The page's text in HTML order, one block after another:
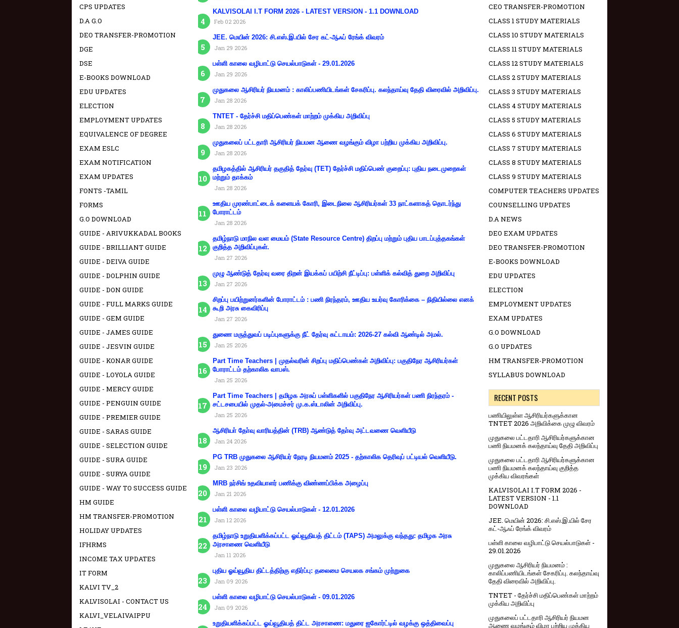
KALVISOLAI I.T FORM 2026 - LATEST VERSION - 1.1 DOWNLOAD
Feb 02 2026
JEE. மெயின் 2026: சி.எஸ்.இ.யில் சேர கட்-ஆஃப் ரேங்க் விவரம்
Jan 29 2026
பள்ளி காலை வழிபாட்டு செயல்பாடுகள் - 29.01.2026
Jan 29 2026
முதுகலை ஆசிரியர் நியமனம் : காலிப்பணியிடங்கள் சேகரிப்பு. கலந்தாய்வு தேதி விரைவில் அறிவிப்பு.
Jan 28 2026
TNTET - தேர்ச்சி மதிப்பெண்கள் மாற்றம் முக்கிய அறிவிப்பு
Jan 28 2026
முதுகலைப் பட்டதாரி ஆசிரியர் நியமன ஆணை வழங்கும் விழா பற்றிய முக்கிய அறிவிப்பு.
Jan 28 2026
தமிழகத்தில் ஆசிரியர் தகுதித் தேர்வு (TET) தேர்ச்சி மதிப்பெண் குறைப்பு: புதிய நடைமுறைகள்
மற்றும் தாக்கம்
Jan 28 2026
ஊதிய முரண்பாட்டைக் களையக் கோரி, இடைநிலை ஆசிரியர்கள் 33 நாட்களாகத் தொடர்ந்து
போராட்டம்
Jan 28 2026
தமிழ்நாடு மாநில வள மையம் (State Resource Centre) திறப்பு மற்றும் புதிய பாடப்புத்தகங்கள்
குறித்த அறிவிப்புகள்.
Jan 27 2026
முழு ஆண்டுத் தேர்வு வரை திறன் இயக்கப் பயிற்சி நீட்டிப்பு: பள்ளிக் கல்வித் துறை அறிவிப்பு
Jan 27 2026
சிறப்பு பயிற்றுனர்களின் போராட்டம் : பணி நிரந்தரம், ஊதிய உயர்வு கோரிக்கை – நிதியில்லை எனக்
கூறி அரசு கைவிரிப்பு
Jan 27 2026
துணை மருத்துவப் படிப்புகளுக்கு நீட் தேர்வு கட்டாயம்: 2026-27 கல்வி ஆண்டில் அமல்.
Jan 25 2026
Part Time Teachers | முதல்வரின் சிறப்பு மதிப்பெண்கள் அறிவிப்பு: பகுதிநேர ஆசிரியர்கள்
போராட்டம் தற்காலிக வாபஸ்.
Jan 25 2026
Part Time Teachers | தமிழக அரசுப் பள்ளிகளில் பகுதிநேர ஆசிரியர்கள் பணி நிரந்தரம் -
சட்டசபையில் முதல்-அமைச்சர் மு.க.ஸ்டாலின் அறிவிப்பு.
Jan 25 2026
ஆசிரியா் தோ்வு வாரியத்தின் (TRB) ஆண்டுத் தோ்வு அட்டவணை வெளியீடு
Jan 24 2026
PG TRB முதுகலை ஆசிரியர் நேரடி நியமனம் 2025 - தற்காலிக தெரிவுப் பட்டியல் வெளியீடு.
Jan 23 2026
MRB நர்சிங் உதவியாளர் பணிக்கு விண்ணப்பிக்க அழைப்பு
Jan 21 2026
பள்ளி காலை வழிபாட்டு செயல்பாடுகள் - 12.01.2026
Jan 12 2026
தமிழ்நாடு உறுதியளிக்கப்பட்ட ஓய்வூதியத் திட்டம் (TAPS) அமலுக்கு வந்தது: தமிழக அரசு
அரசாணை வெளியீடு
Jan 11 2026
புதிய ஓய்வூதிய திட்டத்திற்கு எதிர்ப்பு: தலைமை செயலக சங்கம் முற்றுகை
Jan 09 2026
பள்ளி காலை வழிபாட்டு செயல்பாடுகள் - 09.01.2026
Jan 09 2026
உறுதியளிக்கப்பட்ட ஓய்வூதியத் திட்ட அரசாணை: மதுரை ஐகோர்ட்டில் வழக்கு ஒத்திவைப்பு
CPS UPDATES
D.A G.O
DEO TRANSFER-PROMOTION
DGE
DSE
E-BOOKS DOWNLOAD
EDU UPDATES
ELECTION
EMPLOYMENT UPDATES
EQUIVALENCE OF DEGREE
EXAM ESLC
EXAM NOTIFICATION
EXAM UPDATES
FONTS -TAMIL
FORMS
G.O DOWNLOAD
GUIDE - ARIVUKKADAL BOOKS
GUIDE - BRILLIANT GUIDE
GUIDE - DEIVA GUIDE
GUIDE - DOLPHIN GUIDE
GUIDE - DON GUIDE
GUIDE - FULL MARKS GUIDE
GUIDE - GEM GUIDE
GUIDE - JAMES GUIDE
GUIDE - JESVIN GUIDE
GUIDE - KONAR GUIDE
GUIDE - LOYOLA GUIDE
GUIDE - MERCY GUIDE
GUIDE - PENGUIN GUIDE
GUIDE - PREMIER GUIDE
GUIDE - SARAS GUIDE
GUIDE - SELECTION GUIDE
GUIDE - SURA GUIDE
GUIDE - SURYA GUIDE
GUIDE - WAY TO SUCCESS GUIDE
HM GUIDE
HM TRANSFER-PROMOTION
HOLIDAY UPDATES
IFHRMS
INCOME TAX UPDATES
IT FORM
KALVI TV_2
KALVISOLAI - CONTACT US
KALVI_VELAIVAIPPU
CEO TRANSFER-PROMOTION
CLASS 1 STUDY MATERIALS
CLASS 10 STUDY MATERIALS
CLASS 11 STUDY MATERIALS
CLASS 12 STUDY MATERIALS
CLASS 2 STUDY MATERIALS
CLASS 3 STUDY MATERIALS
CLASS 4 STUDY MATERIALS
CLASS 5 STUDY MATERIALS
CLASS 6 STUDY MATERIALS
CLASS 7 STUDY MATERIALS
CLASS 8 STUDY MATERIALS
CLASS 9 STUDY MATERIALS
COMPUTER TEACHERS UPDATES
COUNSELLING UPDATES
D.A NEWS
DEO EXAM UPDATES
DEO TRANSFER-PROMOTION
E-BOOKS DOWNLOAD
EDU UPDATES
ELECTION
EMPLOYMENT UPDATES
EXAM UPDATES
G.O DOWNLOAD
G.O UPDATES
HM TRANSFER-PROMOTION
SYLLABUS DOWNLOAD
RECENT POSTS
பணியிலுள்ள ஆசிரியர்களுக்கான
TNTET 2026 அறிவிக்கை முழு விவரம்
முதுகலை பட்டதாரி ஆசிரியர்களுக்கான
பணி நியமனக் கலந்தாய்வு தேதி அறிவிப்பு
முதுகலை பட்டதாரி ஆசிரியர்களுக்கான
பணி நியமனக் கலந்தாய்வு குறித்த
முக்கிய விவரங்கள்
KALVISOLAI I.T FORM 2026 -
LATEST VERSION - 1.1
DOWNLOAD
JEE. மெயின் 2026: சி.எஸ்.இ.யில் சேர
கட்-ஆஃப் ரேங்க் விவரம்
பள்ளி காலை வழிபாட்டு செயல்பாடுகள் -
29.01.2026
முதுகலை ஆசிரியர் நியமனம் :
காலிப்பணியிடங்கள் சேகரிப்பு. கலந்தாய்வு
தேதி விரைவில் அறிவிப்பு.
TNTET - தேர்ச்சி மதிப்பெண்கள் மாற்றம்
முக்கிய அறிவிப்பு
முதுகலைப் பட்டதாரி ஆசிரியர் நியமன
ஆணை வழங்கும் விழா பற்றிய முக்கிய